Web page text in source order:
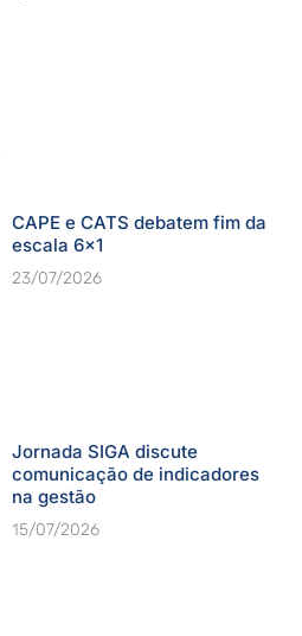
CAPE e CATS debatem fim da
escala 6×1
23/07/2026
Jornada SIGA discute
comunicação de indicadores
na gestão
15/07/2026